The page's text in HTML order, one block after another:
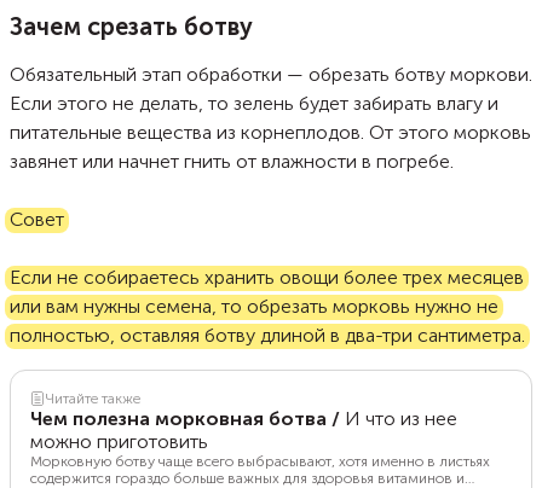
Зачем срезать ботву
Обязательный этап обработки — обрезать ботву моркови.
Если этого не делать, то зелень будет забирать влагу и
питательные вещества из корнеплодов. От этого морковь
завянет или начнет гнить от влажности в погребе.
Совет
Если не собираетесь хранить овощи более трех месяцев
или вам нужны семена, то обрезать морковь нужно не
полностью, оставляя ботву длиной в два-три сантиметра.
Читайте также
Чем полезна морковная ботва / И что из нее
можно приготовить
Морковную ботву чаще всего выбрасывают, хотя именно в листьях
содержится гораздо больше важных для здоровья витаминов и